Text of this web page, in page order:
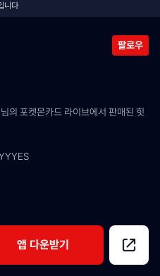
니다
팔로우
의 포켓몬카드 라이브에서 판매된 힛
앱 다운받기